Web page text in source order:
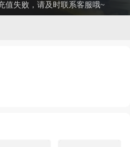
值失败，请及时联系客服哦~